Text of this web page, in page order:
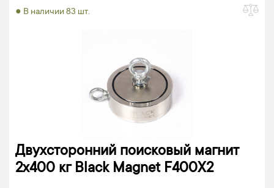
● В наличии 83 шт.
Двухсторонний поисковый магнит
2х400 кг Black Magnet F400X2